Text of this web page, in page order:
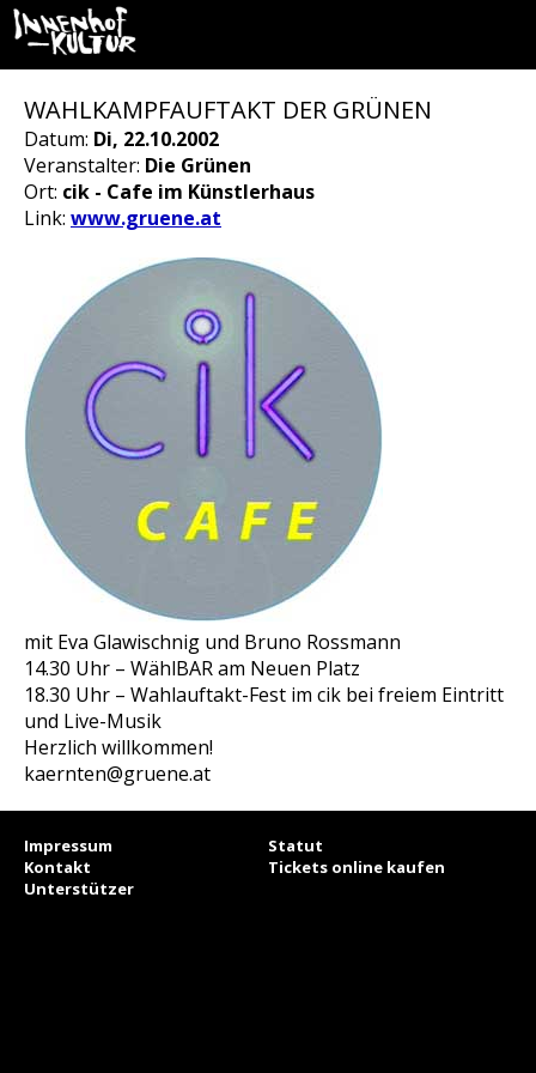
WAHLKAMPFAUFTAKT DER GRÜNEN
Datum: Di, 22.10.2002
Veranstalter: Die Grünen
Ort: cik - Cafe im Künstlerhaus
Link: www.gruene.at
mit Eva Glawischnig und Bruno Rossmann
14.30 Uhr – WählBAR am Neuen Platz
18.30 Uhr – Wahlauftakt-Fest im cik bei freiem Eintritt
und Live-Musik
Herzlich willkommen!
kaernten@gruene.at
Impressum
Statut
Kontakt
Tickets online kaufen
Unterstützer